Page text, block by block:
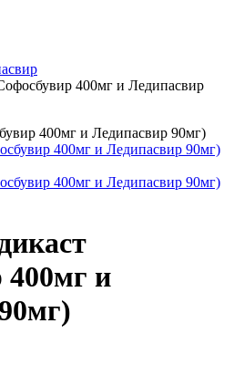
400мг и Ледипасвир
400мг и Ледипасвир 90мг)
400мг и